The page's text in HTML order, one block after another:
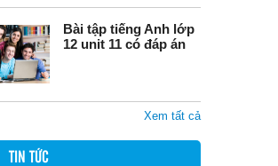
Bài tập tiếng Anh lớp
12 unit 11 có đáp án
Xem tất cả
TIN TỨC